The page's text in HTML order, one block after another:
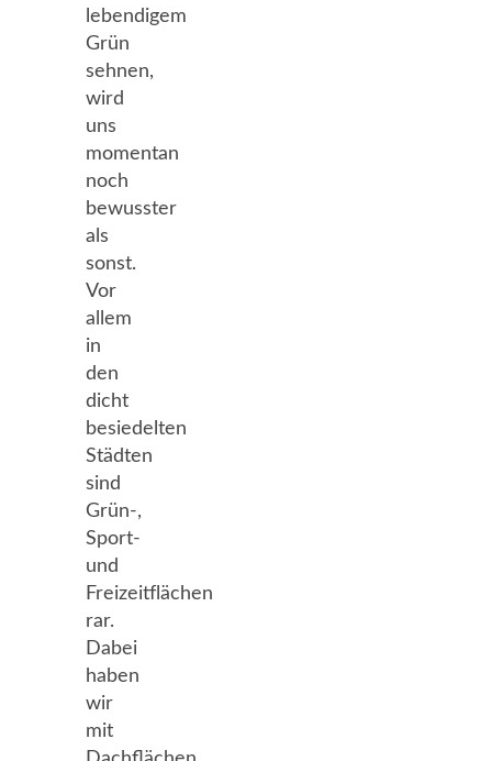
lebendigem
Grün
sehnen,
wird
uns
momentan
noch
bewusster
als
sonst.
Vor
allem
in
den
dicht
besiedelten
Städten
sind
Grün-,
Sport-
und
Freizeitflächen
rar.
Dabei
haben
wir
mit